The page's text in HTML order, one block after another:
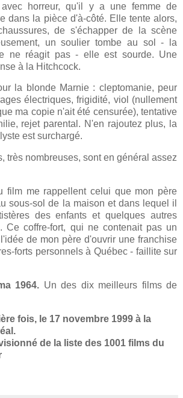
avec horreur, qu'il y a une femme de
dans la pièce d'à-côté. Elle tente alors,
de s'échapper de la scène
un soulier tombe au sol - la
ne réagit pas - elle est sourde. Une
à la Hitchcock.
la blonde Marnie : cleptomanie, peur
électriques, frigidité, viol (nullement
ma copie n'ait été censurée), tentative
rejet parental. N'en rajoutez plus, la
est surchargé.
très nombreuses, sont en général assez
film me rappellent celui que mon père
sous-sol de la maison et dans lequel il
des enfants et quelques autres
Ce coffre-fort, qui ne contenait pas un
de mon père d'ouvrir une franchise
forts personnels à Québec - faillite sur
1964. Un des dix meilleurs films de
fois, le 17 novembre 1999 à la
de la liste des 1001 films du